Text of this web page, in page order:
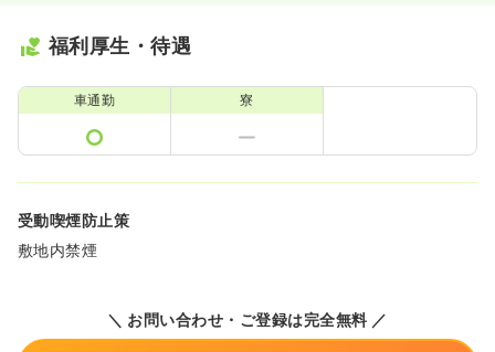
福利厚生・待遇
車通勤 寮
受動喫煙防止策
敷地内禁煙
＼ お問い合わせ・ご登録は完全無料 ／